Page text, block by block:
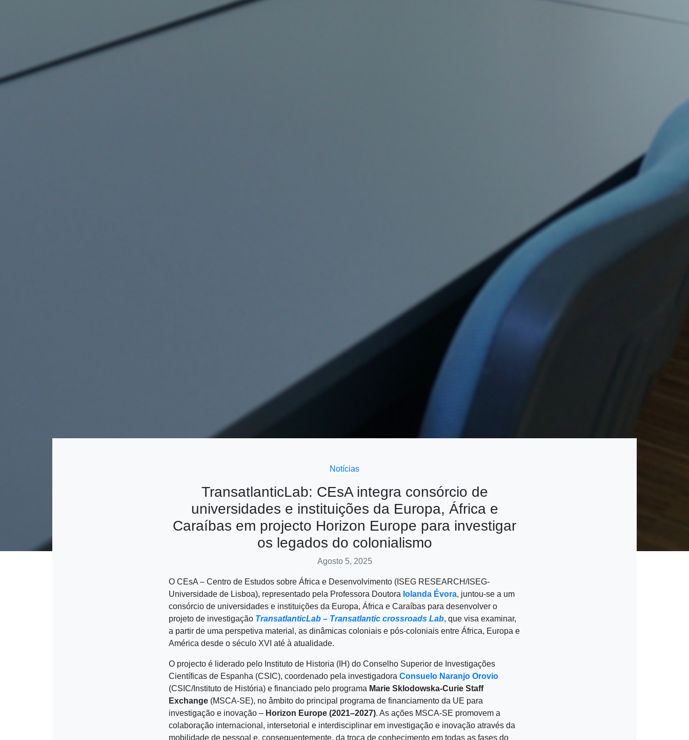
Notícias
TransatlanticLab: CEsA integra consórcio de
universidades e instituições da Europa, África e
Caraíbas em projecto Horizon Europe para investigar
os legados do colonialismo
Agosto 5, 2025
O CEsA – Centro de Estudos sobre África e Desenvolvimento (ISEG RESEARCH/ISEG-
Universidade de Lisboa), representado pela Professora Doutora Iolanda Évora, juntou-se a um
consórcio de universidades e instituições da Europa, África e Caraíbas para desenvolver o
projeto de investigação TransatlanticLab – Transatlantic crossroads Lab, que visa examinar,
a partir de uma perspetiva material, as dinâmicas coloniais e pós-coloniais entre África, Europa e
América desde o século XVI até à atualidade.
O projecto é liderado pelo Instituto de Historia (IH) do Conselho Superior de Investigações
Científicas de Espanha (CSIC), coordenado pela investigadora Consuelo Naranjo Orovio
(CSIC/Instituto de História) e financiado pelo programa Marie Sklodowska-Curie Staff
Exchange (MSCA-SE), no âmbito do principal programa de financiamento da UE para
investigação e inovação – Horizon Europe (2021–2027). As ações MSCA-SE promovem a
colaboração internacional, intersetorial e interdisciplinar em investigação e inovação através da
mobilidade de pessoal e, consequentemente, da troca de conhecimento em todas as fases do